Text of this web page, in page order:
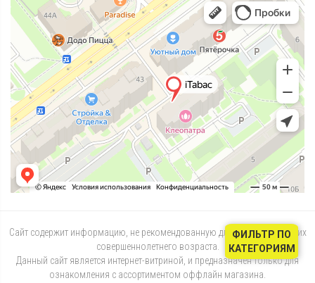
Сайт содержит информацию, не рекомендованную для лиц, не достигших
совершеннолетнего возраста.
Данный сайт является интернет-витриной, и предназначен только для
ознакомления с ассортиментом оффлайн магазина.
ФИЛЬТР ПО
КАТЕГОРИЯМ